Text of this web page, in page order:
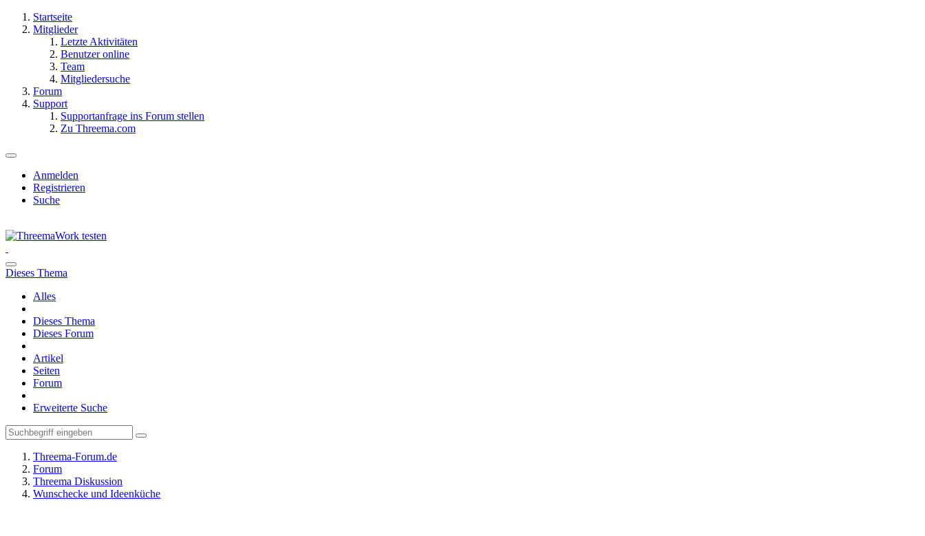
Startseite
Mitglieder
Letzte Aktivitäten
Benutzer online
Team
Mitgliedersuche
Forum
Support
Supportanfrage ins Forum stellen
Zu Threema.com
Anmelden
Registrieren
Suche
Dieses Thema
Alles
Dieses Thema
Dieses Forum
Artikel
Seiten
Forum
Erweiterte Suche
Threema-Forum.de
Forum
Threema Diskussion
Wunschecke und Ideenküche